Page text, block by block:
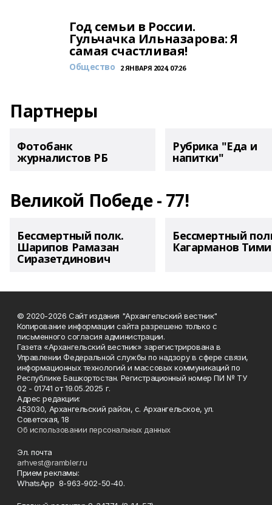
Год семьи в России.
Гульчачка Ильназарова: Я
самая счастливая!
Общество 2 ЯНВАРЯ 2024, 07:26
Партнеры
Фотобанк
журналистов РБ
Рубрика "Еда и
напитки"
Великой Победе - 77!
Бессмертный полк.
Шарипов Рамазан
Сиразетдинович
Бессмертный
Кагарманов
© 2020-2026 Сайт издания "Архангельский вестник"
Копирование информации сайта разрешено только с
письменного согласия администрации.
Газета «Архангельский вестник» зарегистрирована в
Управлении Федеральной службы по надзору в сфере связи,
информационных технологий и массовых коммуникаций по
Республике Башкортостан. Регистрационный номер ПИ № ТУ
02 - 01741 от 19.05.2025 г.
Адрес редакции:
453030, Архангельский район, с. Архангельское, ул.
Советская, 18
Об использовании персональных данных
Эл. почта
arhvest@rambler.ru
Прием рекламы:
WhatsApp 8-963-902-50-40.